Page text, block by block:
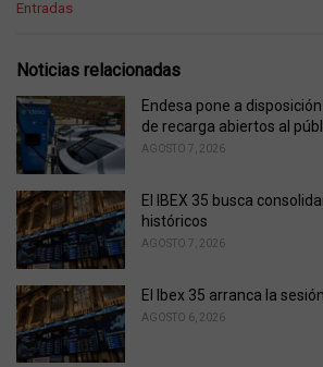
C
e
o
r
i
:
Entradas
Noticias relacionadas
Endesa pone a
de recarga abiertos al
AGOSTO 7, 2026
El IBEX 35 busca
históricos
AGOSTO 7, 2026
El Ibex 35 arranca la
AGOSTO 6, 2026